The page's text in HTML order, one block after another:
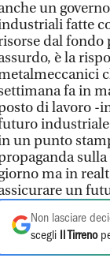
un
fatte
dal fondo
è la
fa in
di lavoro -
industriale
un punto
ma in
un
Non lasciare
scegli
Il Tirreno